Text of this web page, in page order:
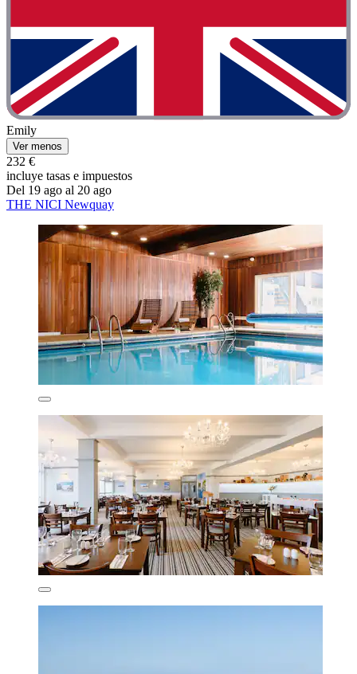
Emily
Ver menos
232 €
incluye tasas e impuestos
Del 19 ago al 20 ago
THE NICI Newquay